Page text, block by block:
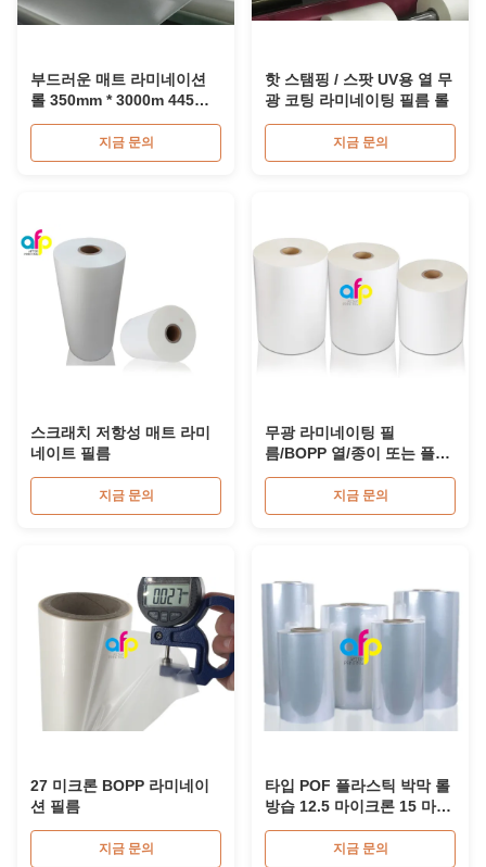
부드러운 매트 라미네이션
롤 350mm * 3000m 445mm
* 3000m 다중 추출
지금 문의
핫 스탬핑 / 스팟 UV용 열 무
광 코팅 라미네이팅 필름 롤
지금 문의
스크래치 저항성 매트 라미
네이트 필름
지금 문의
무광 라미네이팅 필
름/BOPP 열/종이 또는 플라
스틱용 드라이 라미네이팅
지금 문의
27 미크론 BOPP 라미네이
션 필름
지금 문의
타입 POF 플라스틱 박막 롤
방습 12.5 마이크론 15 마이
크론을 수축시키세요
지금 문의